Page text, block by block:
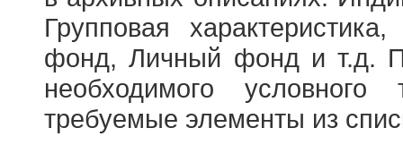
Групповая
фонд, Личный фонд и т.д.
необходимого
требуемые элементы из